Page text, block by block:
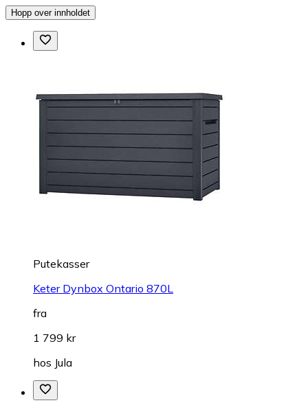
Hopp over innholdet
Putekasser
Keter Dynbox Ontario 870L
fra
1 799 kr
hos Jula